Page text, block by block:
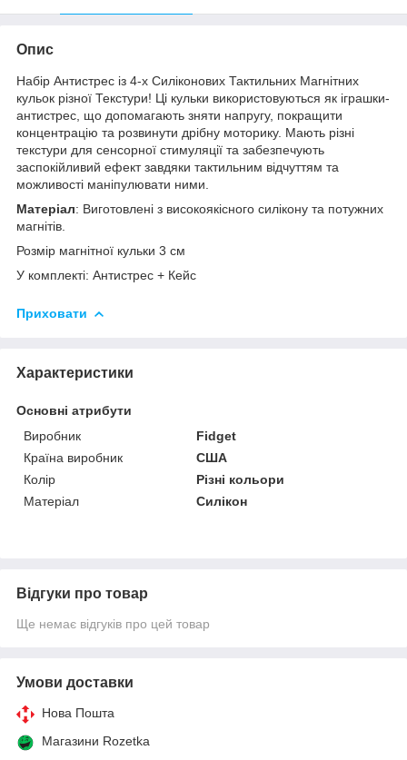
Опис
Набір Антистрес із 4-х Силіконових Тактильних Магнітних
кульок різної Текстури! Ці кульки використовуються як іграшки-
антистрес, що допомагають зняти напругу, покращити
концентрацію та розвинути дрібну моторику. Мають різні
текстури для сенсорної стимуляції та забезпечують
заспокійливий ефект завдяки тактильним відчуттям та
можливості маніпулювати ними.
Матеріал: Виготовлені з високоякісного силікону та потужних
магнітів.
Розмір магнітної кульки 3 см
У комплекті: Антистрес + Кейс
Приховати
Характеристики
Основні атрибути
Виробник
Fidget
Країна виробник
США
Колір
Різні кольори
Матеріал
Силікон
Відгуки про товар
Ще немає відгуків про цей товар
Умови доставки
Нова Пошта
Магазини Rozetka